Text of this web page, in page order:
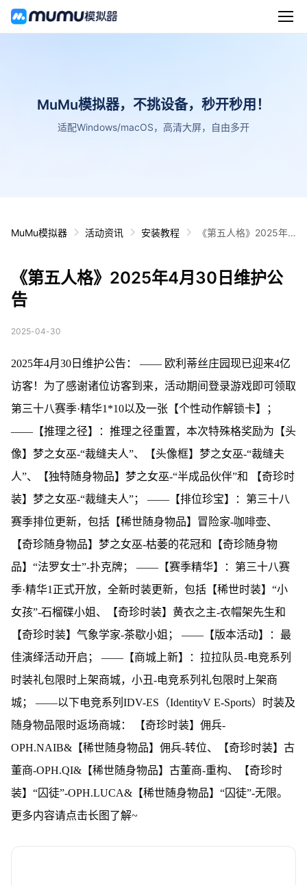
MuMu模拟器，不挑设备，秒开秒用！
适配Windows/macOS，高清大屏，自由多开
MuMu模拟器 活动资讯 安装教程
《第五人格》2025年4
《第五人格》2025年4月30日维护公
告
2025-04-30
2025年4月30日维护公告： —— 欧利蒂丝庄园现已迎来4亿
访客！为了感谢诸位访客到来，活动期间登录游戏即可领取
第三十八赛季·精华1*10以及一张【个性动作解锁卡】；
——【推理之径】：推理之径重置，本次特殊格奖励为【头
像】梦之女巫-“裁缝夫人”、【头像框】梦之女巫-“裁缝夫
人”、【独特随身物品】梦之女巫-“半成品伙伴”和 【奇珍时
装】梦之女巫-“裁缝夫人”； ——【排位珍宝】：第三十八
赛季排位更新，包括【稀世随身物品】冒险家-咖啡壶、
【奇珍随身物品】梦之女巫-枯萎的花冠和【奇珍随身物
品】“法罗女士”-扑克牌； ——【赛季精华】：第三十八赛
季·精华1正式开放，全新时装更新，包括【稀世时装】“小
女孩”-石榴碟小姐、【奇珍时装】黄衣之主-衣帽架先生和
【奇珍时装】气象学家-茶歇小姐； ——【版本活动】：最
佳演绎活动开启； ——【商城上新】：拉拉队员-电竞系列
时装礼包限时上架商城，小丑-电竞系列礼包限时上架商
城； ——以下电竞系列IDV-ES（IdentityV E-Sports）时装及
随身物品限时返场商城： 【奇珍时装】佣兵-
OPH.NAIB&【稀世随身物品】佣兵-转位、【奇珍时装】古
董商-OPH.QI&【稀世随身物品】古董商-重构、【奇珍时
装】“囚徒”-OPH.LUCA&【稀世随身物品】“囚徒”-无限。
更多内容请点击长图了解~